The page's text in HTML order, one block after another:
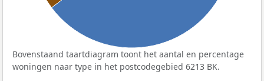
Bovenstaand taartdiagram toont het aantal en percentage
woningen naar type in het postcodegebied 6213 BK.